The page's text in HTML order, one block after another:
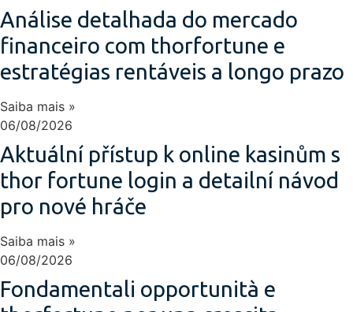
Análise detalhada do mercado
financeiro com thorfortune e
estratégias rentáveis a longo prazo
Saiba mais »
06/08/2026
Aktuální přístup k online kasinům s
thor fortune login a detailní návod
pro nové hráče
Saiba mais »
06/08/2026
Fondamentali opportunità e